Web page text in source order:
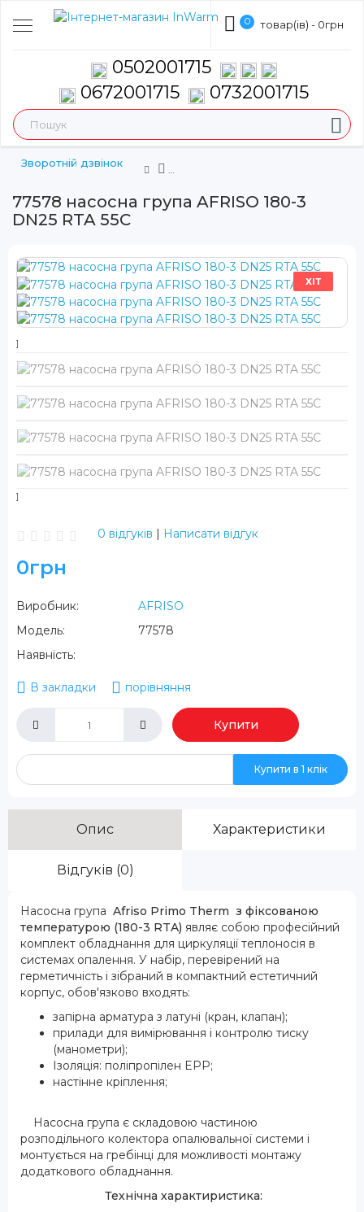
Зворотній дзвінок
0 товар(ів) - 0грн
0502001715
0672001715
0732001715
77578 насосна група AFRISO 180-3
DN25 RTA 55C
ХІТ
0 відгуків Написати відгук
0грн
Виробник:
AFRISO
Модель:
77578
Наявність:
В закладки порівняння
Купити
Купити в 1 клік
Опис Характеристики
Відгуків (0)
Насосна група Afriso Primo Therm з фіксованою
температурою (180-3 RTA) являє собою професійний
комплект обладнання для циркуляції теплоносія в
системах опалення. У набір, перевірений на
герметичність і зібраний в компактний естетичний
корпус, обов'язково входять:
запірна арматура з латуні (кран, клапан);
прилади для вимірювання і контролю тиску
(манометри);
Ізоляція: поліпропілен EPP;
настінне кріплення;
Насосна група є складовою частиною
розподільного колектора опалювальної системи і
монтується на гребінці для можливості монтажу
додаткового обладнання.
Технічна характиристика: